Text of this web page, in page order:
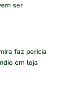
ser
faz perícia
em loja